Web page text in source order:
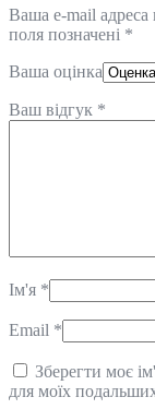
Ваша e-mail
поля позначені *
Ваша оцінка
Ваш відгук *
Ім'я *
Email *
Зберегти моє
для моїх